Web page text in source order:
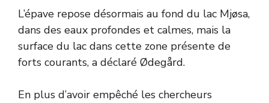
L’épave repose désormais au fond du lac Mjøsa,
dans des eaux profondes et calmes, mais la
surface du lac dans cette zone présente de
forts courants, a déclaré Ødegård.
En plus d’avoir empêché les chercheurs